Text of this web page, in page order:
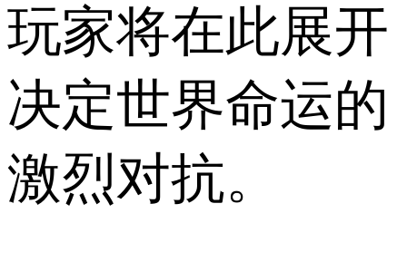
玩家将在此展开
决定世界命运的
激烈对抗。